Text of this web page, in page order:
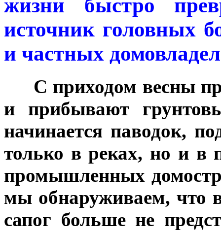
жизни быстро
источник головных
и частных
С приходом весны
и прибывают
начинается паводок,
только в реках, но и в
промышленных
мы обнаруживаем, что
сапог больше не